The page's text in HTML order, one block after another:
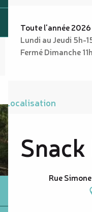
Toute l'année
Lundi au Jeudi 5h-
Fermé Dimanche
Localisation
Rue